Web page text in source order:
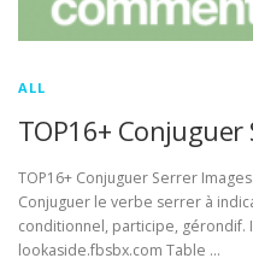
ALL
TOP16+ Conjuguer
TOP16+ Conjuguer Serrer
Conjuguer le verbe serrer à
conditionnel, participe, gérondif.
lookaside.fbsbx.com Table …